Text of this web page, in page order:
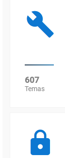
607
Temas